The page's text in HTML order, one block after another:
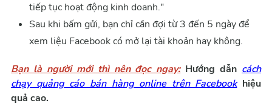
tiếp tục hoạt động kinh doanh."
Sau khi bấm gửi, bạn chỉ cần đợi từ 3 đến 5 ngày để
xem liệu Facebook có mở lại tài khoản hay không.
Bạn là người mới thì nên đọc ngay: Hướng dẫn cách
chạy quảng cáo bán hàng online trên Facebookhiệu
quả cao.